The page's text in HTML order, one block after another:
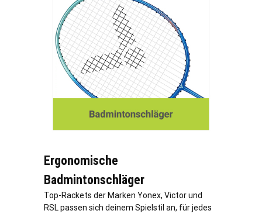
Ergonomische
Badmintonschläger
Top-Rackets der Marken Yonex, Victor und
RSL passen sich deinem Spielstil an, für jedes